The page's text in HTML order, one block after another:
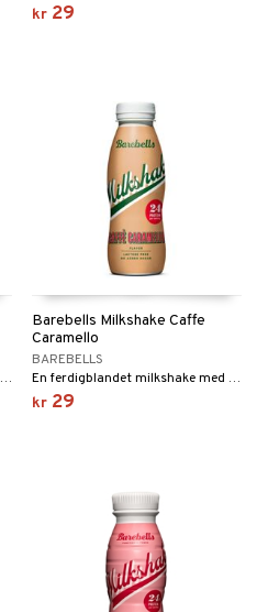
kr 29
Klassisk smakskombinasjon av karamell og peanøtter, toppet med sjokoladetrekk.
Barebells Milkshake Caffe
Caramello
BAREBELLS
En ferdigblandet milkshake med myk smak av kaffe og karamell. Hver flaske gir 24 g protein.
kr 29